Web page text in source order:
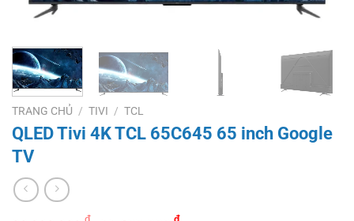
TRANG CHỦ / TIVI / TCL
QLED Tivi 4K TCL 65C645 65 inch Google
TV